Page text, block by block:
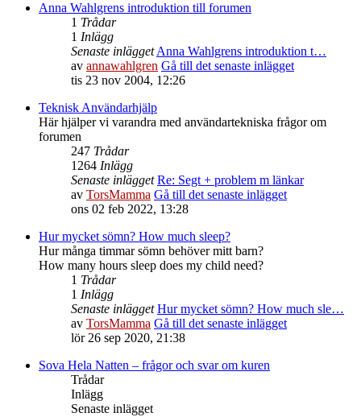
Anna Wahlgrens introduktion till forumen
1 Trådar
1 Inlägg
Senaste inläggetAnna Wahlgrens introduktion t…
av annawahlgren Gå till det senaste inlägget
tis 23 nov 2004, 12:26
Teknisk Användarhjälp
Här hjälper vi varandra med användartekniska frågor om
forumen
247 Trådar
1264 Inlägg
Senaste inlägget Re: Segt + problem m länkar
av TorsMamma Gå till det senaste inlägget
ons 02 feb 2022, 13:28
Hur mycket sömn? How much sleep?
Hur många timmar sömn behöver mitt barn?
How many hours sleep does my child need?
1 Trådar
1 Inlägg
Senaste inlägget Hur mycket sömn? How much sle…
av TorsMamma Gå till det senaste inlägget
lör 26 sep 2020, 21:38
Sova Hela Natten – frågor och svar om kuren
Trådar
Inlägg
Senaste inlägget